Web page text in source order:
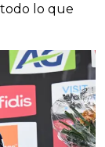
todo lo que